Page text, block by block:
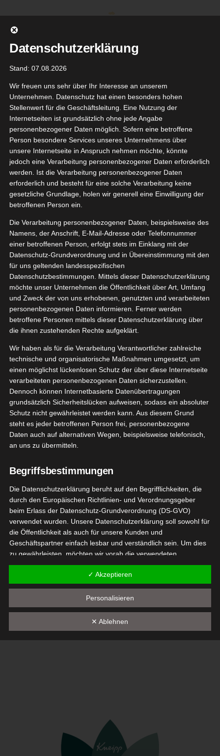
springen
Gehe zu ...
03, 2022
Test
Deko
Luftikus Airplants Test
März 21, 2022 | Deko,Produktvorstellungen
Weiterlesen
28
02, 2022
walls
Test
Deko
fam walls Test
10
12, 2021
& Glitter
Deko
JustStars Gold & Glitter Stern
Dezember 10, 2021 | Deko,Produktvorstellungen
Weiterlesen
Datenschutzerklärung
Stand: 07.08.2026
Wir freuen uns sehr über Ihr Interesse an unserem
Unternehmen. Datenschutz hat einen besonders hohen
Stellenwert für die Geschäftsleitung. Eine Nutzung der
Internetseiten ist grundsätzlich ohne jede Angabe
personenbezogener Daten möglich. Sofern eine betroffene
Person besondere Services unseres Unternehmens über
unsere Internetseite in Anspruch nehmen möchte, könnte
jedoch eine Verarbeitung personenbezogener Daten erforderlich
werden. Ist die Verarbeitung personenbezogener Daten
erforderlich und besteht für eine solche Verarbeitung keine
gesetzliche Grundlage, holen wir generell eine Einwilligung der
betroffenen Person ein.
Die Verarbeitung personenbezogener Daten, beispielsweise des
Namens, der Anschrift, E-Mail-Adresse oder Telefonnummer
einer betroffenen Person, erfolgt stets im Einklang mit der
Datenschutz-Grundverordnung und in Übereinstimmung mit den
für uns geltenden landesspezifischen
Datenschutzbestimmungen. Mittels dieser Datenschutzerklärung
möchte unser Unternehmen die Öffentlichkeit über Art, Umfang
und Zweck der von uns erhobenen, genutzten und verarbeiteten
personenbezogenen Daten informieren. Ferner werden
betroffene Personen mittels dieser Datenschutzerklärung über
die ihnen zustehenden Rechte aufgeklärt.
Wir haben als für die Verarbeitung Verantwortlicher zahlreiche
technische und organisatorische Maßnahmen umgesetzt, um
einen möglichst lückenlosen Schutz der über diese Internetseite
verarbeiteten personenbezogenen Daten sicherzustellen.
Dennoch können Internetbasierte Datenübertragungen
grundsätzlich Sicherheitslücken aufweisen, sodass ein absoluter
Schutz nicht gewährleistet werden kann. Aus diesem Grund
steht es jeder betroffenen Person frei, personenbezogene
Daten auch auf alternativen Wegen, beispielsweise telefonisch,
an uns zu übermitteln.
Begriffsbestimmungen
Die Datenschutzerklärung beruht auf den Begrifflichkeiten, die
durch den Europäischen Richtlinien- und Verordnungsgeber
beim Erlass der Datenschutz-Grundverordnung (DS-GVO)
verwendet wurden. Unsere Datenschutzerklärung soll sowohl für
die Öffentlichkeit als auch für unsere Kunden und
Geschäftspartner einfach lesbar und verständlich sein. Um dies
zu gewährleisten, möchten wir vorab die verwendeten
Begrifflichkeiten erläutern.
Wir verwenden in dieser Datenschutzerklärung unter anderem
a) personenbezogene Daten
Personenbezogene Daten sind alle Informationen, die
psychischen, wirtschaftlichen, kulturellen oder sozialen
Identität dieser natürlichen Person sind, identifiziert
✓ Akzeptieren
Personalisieren
✕ Ablehnen